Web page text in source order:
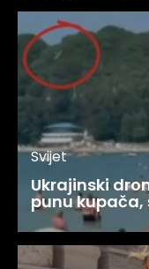
Svijet
Ukrajinski
punu